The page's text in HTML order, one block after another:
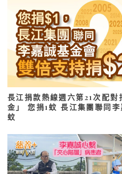
長江捐款熱線週六第21次配
金」 您捐1蚊 長江集團聯同
蚊